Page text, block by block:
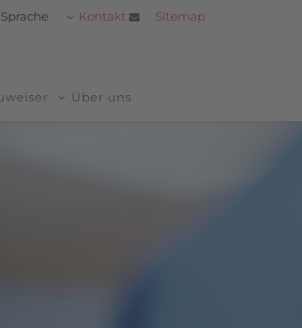
Kontakt Sitemap
Über uns